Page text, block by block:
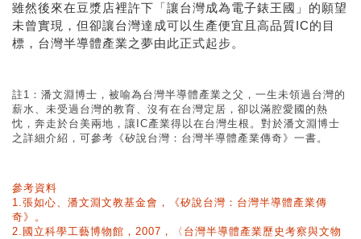
雖然後來在豆漿店裡許下「讓台灣成為電子錶王國」的願望
未曾實現，但卻讓台灣達成可以生產便宜且高品質IC的目
標，台灣半導體產業之夢由此正式起步。
註1：潘文淵博士，被喻為台灣半導體產業之父，一生未領過台灣的
薪水、未受過台灣的教育、沒有在台灣定居，卻以滿腔愛國的熱
忱，奔走於台美兩地，讓IC產業得以在台灣生根。對於潘文淵博士
之詳細介紹，可參考《矽說台灣：台灣半導體產業傳奇》一書。
參考資料
1.張如心、潘文淵文教基金會，《矽說台灣：台灣半導體產業傳
奇》。
2.國立科學工藝博物館，2007，〈台灣半導體產業歷史考察與文物